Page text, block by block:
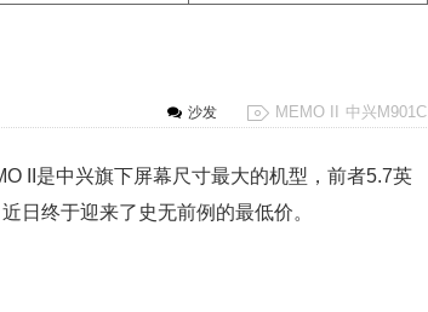
MEMO II 中兴M901C
沙发
II是中兴旗下屏幕尺寸最大的机型，前者5.7英
日终于迎来了史无前例的最低价。